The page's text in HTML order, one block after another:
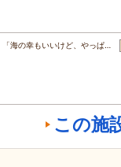
「海の幸もいいけど、やっぱ…
この施